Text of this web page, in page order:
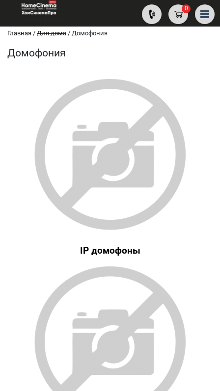
Главная / Для дома / Домофония
Домофония
IP домофоны
0